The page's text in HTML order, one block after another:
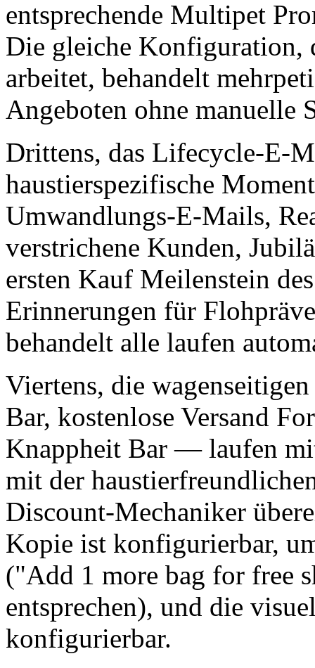
entsprechende Multipet
Die gleiche Konfiguration,
arbeitet, behandelt
Angeboten ohne manuelle
Drittens, das Lifecycle-E-
haustierspezifische
Umwandlungs-E-Mails,
verstrichene Kunden,
ersten Kauf Meilenstein
Erinnerungen für
behandelt alle laufen
Viertens, die
Bar, kostenlose Versand
Knappheit Bar — laufen
mit der
Discount-Mechaniker
Kopie ist konfigurierbar,
("Add 1 more bag for free
entsprechen), und die
konfigurierbar.